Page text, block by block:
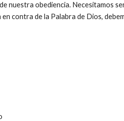
nuestra obediencia. Necesitamos
contra de la Palabra de Dios,